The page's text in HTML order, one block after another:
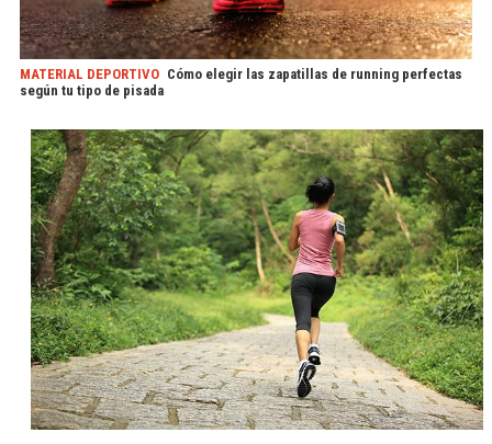
MATERIAL DEPORTIVO Cómo elegir las zapatillas de running perfectas
según tu tipo de pisada